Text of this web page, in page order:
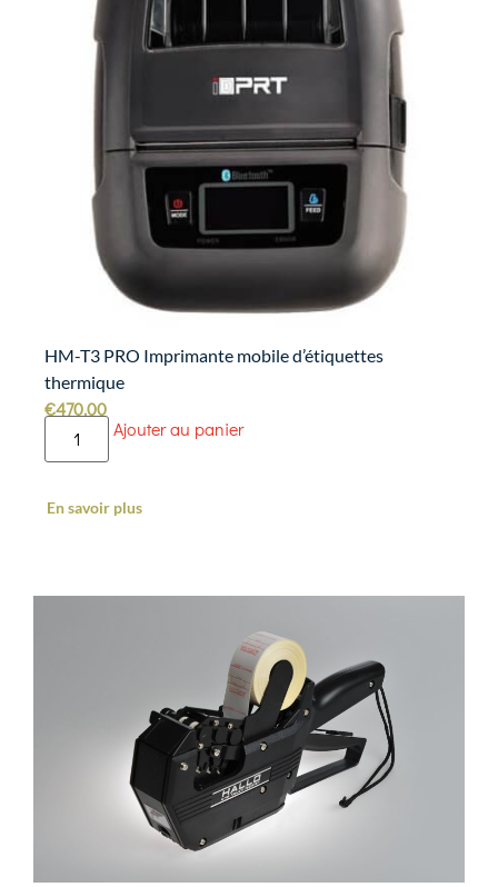
HM-T3 PRO Imprimante mobile d’étiquettes
thermique
€470.00
Ajouter au panier
En savoir plus